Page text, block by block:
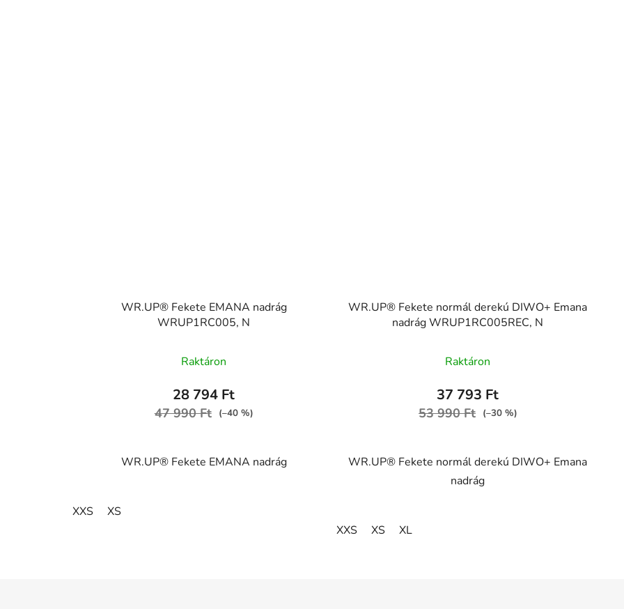
WR.UP® Fekete EMANA nadrág
WRUP1RC005, N
Raktáron
28 794 Ft
47 990 Ft (–40 %)
WR.UP® Fekete EMANA nadrág
XXS XS
WR.UP® Fekete normál derekú DIWO+ Emana
nadrág WRUP1RC005REC, N
Raktáron
37 793 Ft
53 990 Ft (–30 %)
WR.UP® Fekete normál derekú DIWO+ Emana
nadrág
XXS XS XL